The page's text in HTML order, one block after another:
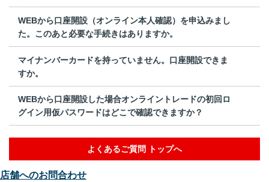
WEBから口座開設（オンライン本人確認）を申込みまし
た。このあと必要な手続きはありますか。
マイナンバーカードを持っていません。口座開設できま
すか。
WEBから口座開設した場合オンライントレードの初回ロ
グイン用仮パスワードはどこで確認できますか？
よくあるご質問 トップへ
店舗へのお問合わせ